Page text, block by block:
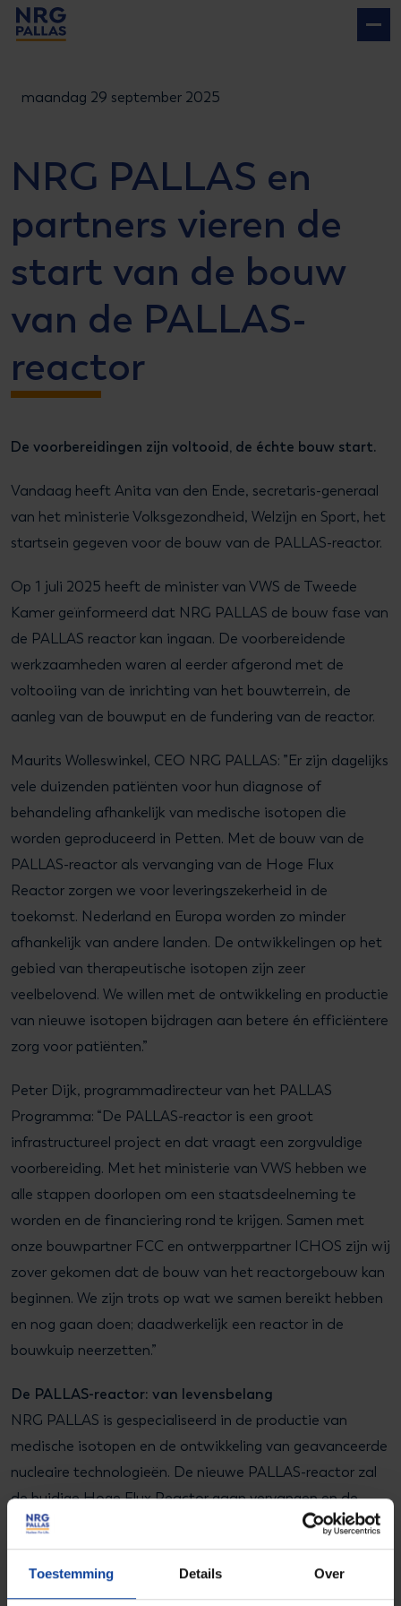
Toestemming Details Over
maandag 29 september 2025
NRG PALLAS en
partners vieren de
start van de bouw
van de PALLAS-
reactor
De voorbereidingen zijn voltooid, de échte bouw start.
Vandaag heeft Anita van den Ende, secretaris-generaal
van het ministerie Volksgezondheid, Welzijn en Sport, het
startsein gegeven voor de bouw van de PALLAS-reactor.
Op 1 juli 2025 heeft de minister van VWS de Tweede
Kamer geïnformeerd dat NRG PALLAS de bouw fase van
de PALLAS reactor kan ingaan. De voorbereidende
werkzaamheden waren al eerder afgerond met de
voltooiing van de inrichting van het bouwterrein, de
aanleg van de bouwput en de fundering van de reactor.
Maurits Wolleswinkel, CEO NRG PALLAS: ”Er zijn dagelijks
vele duizenden patiënten voor hun diagnose of
behandeling afhankelijk van medische isotopen die
worden geproduceerd in Petten. Met de bouw van de
PALLAS-reactor als vervanging van de Hoge Flux
Reactor zorgen we voor leveringszekerheid in de
toekomst. Nederland en Europa worden zo minder
afhankelijk van andere landen. De ontwikkelingen op het
gebied van therapeutische isotopen zijn zeer
veelbelovend. We willen met de ontwikkeling en productie
van nieuwe isotopen bijdragen aan betere én efficiëntere
zorg voor patiënten.”
Peter Dijk, programmadirecteur van het PALLAS
Programma: “De PALLAS-reactor is een groot
infrastructureel project en dat vraagt een zorgvuldige
voorbereiding. Met het ministerie van VWS hebben we
alle stappen doorlopen om een staatsdeelneming te
worden en de financiering rond te krijgen. Samen met
onze bouwpartner FCC en ontwerppartner ICHOS zijn wij
zover gekomen dat de bouw van het reactorgebouw kan
beginnen. We zijn trots op wat we samen bereikt hebben
en nog gaan doen; daadwerkelijk een reactor in de
bouwkuip neerzetten.”
De PALLAS-reactor: van levensbelang
NRG PALLAS is gespecialiseerd in de productie van
medische isotopen en de ontwikkeling van geavanceerde
nucleaire technologieën. De nieuwe PALLAS-reactor zal
de huidige Hoge Flux Reactor gaan vervangen en de
levering van isotopen veiligstellen voor de diagnose en
behandeling van meer dan 30.000 patiënten per dag. Dit
aantal zal naar verwachting toenemen door de
introductie van nieuwe behandelingen met medische